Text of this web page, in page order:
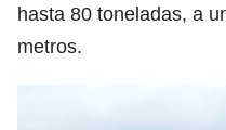
hasta 80 toneladas, a
metros.